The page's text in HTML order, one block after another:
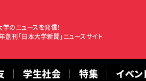
学のニュースを発信！
創刊「日本大学新聞」ニュースサイト
学生社会 特集 イベン